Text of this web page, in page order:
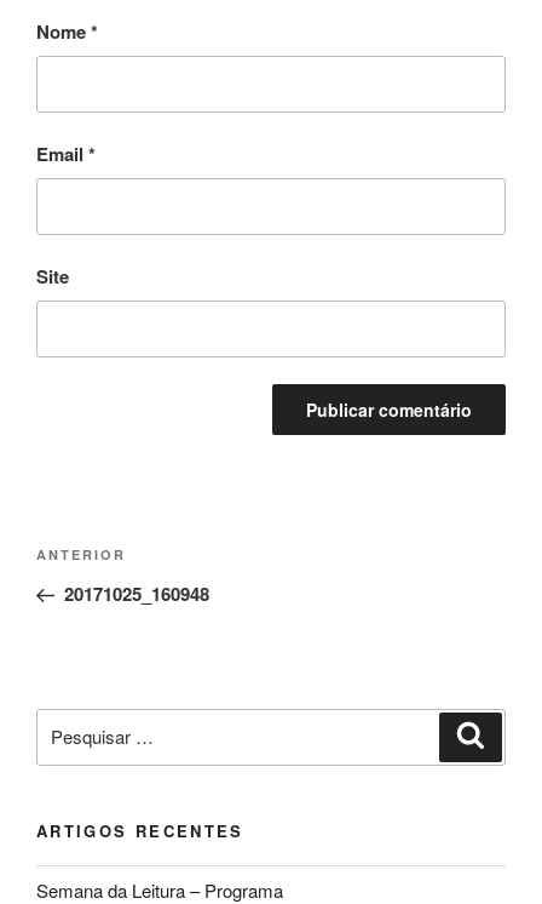
Nome*
Email *
Site
Navegação
artigos
Conteúdo
anterior
ANTERIOR
20171025_160948
por:
ARTIGOS RECENTES
Semana da Leitura – Programa